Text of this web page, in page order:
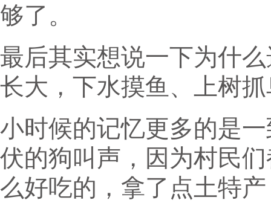
够了。
最后其实想说一下为什
长大，下水摸鱼、上树
小时候的记忆更多的是
伏的狗叫声，因为村民
么好吃的，拿了点土特